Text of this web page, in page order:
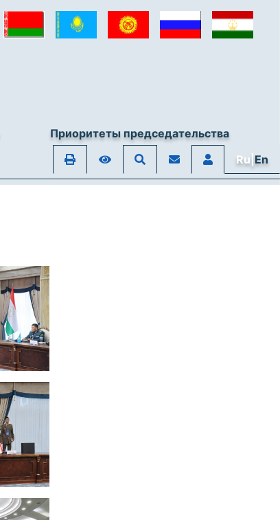
Приоритеты председательства
Ru|En